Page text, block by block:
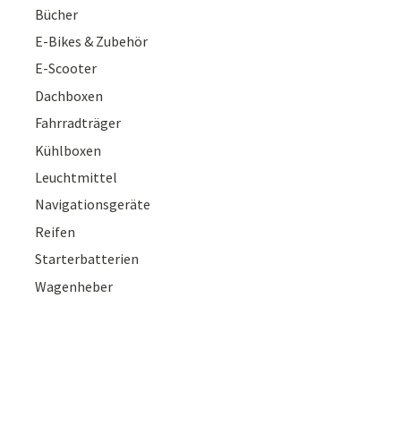
Bücher
E-Bikes & Zubehör
E-Scooter
Dachboxen
Fahrradträger
Kühlboxen
Leuchtmittel
Navigationsgeräte
Reifen
Starterbatterien
Wagenheber